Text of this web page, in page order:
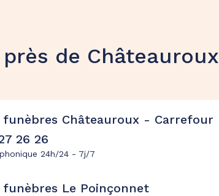
de Châteauroux
funèbres Châteauroux - Carrefour
26 26
24h/24 - 7j/7
funèbres Le Poinçonnet